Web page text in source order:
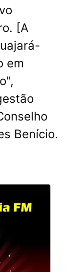
[A
em
Benício.